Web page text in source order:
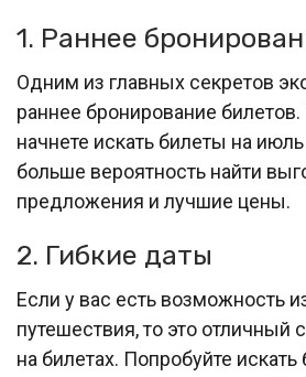
1. Раннее
Одним из главных секретов
раннее бронирование
начнете искать билеты на
больше вероятность найти
предложения и лучшие цены.
2. Гибкие даты
Если у вас есть возможность
путешествия, то это отличный
на билетах. Попробуйте